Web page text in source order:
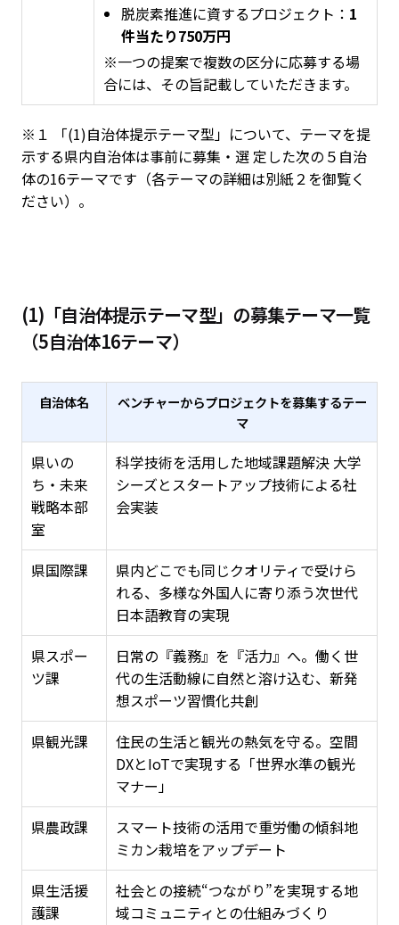
脱炭素推進に資するプロジェクト： 1
件当たり750万円
※一つの提案で複数の区分に応募する場
合には、その旨記載していただきます。
※１ 「(1)自治体提示テーマ型」について、テーマを提
示する県内自治体は事前に募集・選 定した次の５自治
体の16テーマです（各テーマの詳細は別紙２を御覧く
ださい）。
(1)「自治体提示テーマ型」の募集テーマ一覧
（5自治体16テーマ）
自治体名
ベンチャーからプロジェクトを募集するテー
マ
県いの
ち・未来
戦略本部
室
科学技術を活用した地域課題解決 大学
シーズとスタートアップ技術による社
会実装
県国際課
県内どこでも同じクオリティで受けら
れる、多様な外国人に寄り添う次世代
日本語教育の実現
県スポー
ツ課
日常の『義務』を『活力』へ。働く世
代の生活動線に自然と溶け込む、新発
想スポーツ習慣化共創
県観光課
住民の生活と観光の熱気を守る。空間
DXとIoTで実現する「世界水準の観光
マナー」
県農政課
スマート技術の活用で重労働の傾斜地
ミカン栽培をアップデート
県生活援
護課
社会との接続“つながり”を実現する地
域コミュニティとの仕組みづくり